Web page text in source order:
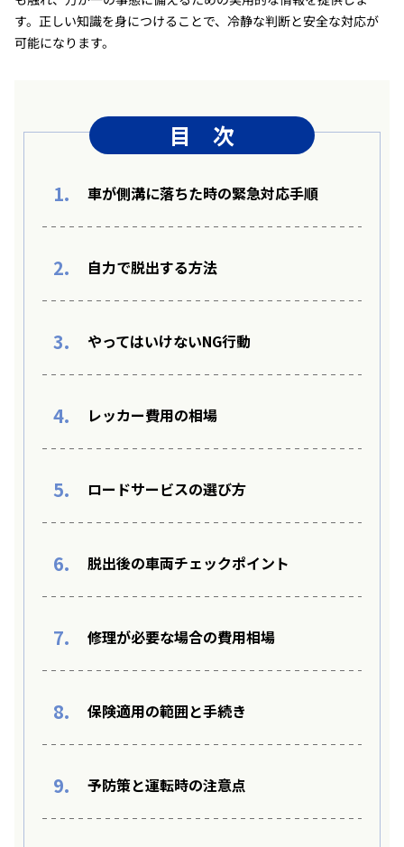
す。正しい知識を身につけることで、冷静な判断と安全な対応が
可能になります。
目 次
1. 車が側溝に落ちた時の緊急対応手順
2. 自力で脱出する方法
3. やってはいけないNG行動
4. レッカー費用の相場
5. ロードサービスの選び方
6. 脱出後の車両チェックポイント
7. 修理が必要な場合の費用相場
8. 保険適用の範囲と手続き
9. 予防策と運転時の注意点